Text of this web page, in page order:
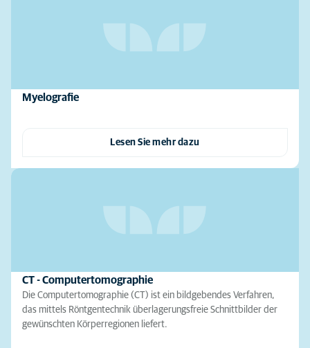
Myelografie
Lesen Sie mehr dazu
CT - Computertomographie
Die Computertomographie (CT) ist ein bildgebendes Verfahren,
das mittels Röntgentechnik überlagerungsfreie Schnittbilder der
gewünschten Körperregionen liefert.